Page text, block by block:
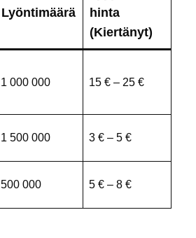
Lyöntimäärä
hinta
(Kiertänyt)
1 000 000 15 € – 25 €
1 500 000 3 € – 5 €
500 000 5 € – 8 €